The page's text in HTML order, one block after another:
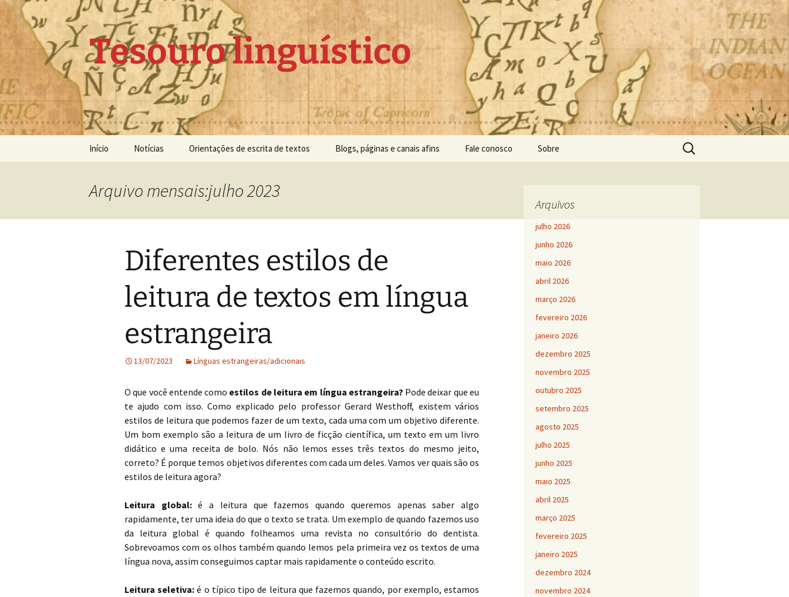
Pular
conteúdo
Tesouro linguístico
Início Notícias Orientações de escrita de textos Blogs, páginas e canais afins Fale conosco Sobre
Pesquisar
por:
Arquivo mensais:julho 2023
Diferentes estilos de
leitura de textos em língua
estrangeira
13/07/2023 Línguas estrangeiras/adicionais
O que você entende como estilos de leitura em língua estrangeira? Pode deixar que eu
te ajudo com isso. Como explicado pelo professor Gerard Westhoff, existem vários
estilos de leitura que podemos fazer de um texto, cada uma com um objetivo diferente.
Um bom exemplo são a leitura de um livro de ficção científica, um texto em um livro
didático e uma receita de bolo. Nós não lemos esses três textos do mesmo jeito,
correto? É porque temos objetivos diferentes com cada um deles. Vamos ver quais são os
estilos de leitura agora?
Leitura global:é a leitura que fazemos quando queremos apenas saber algo
rapidamente, ter uma ideia do que o texto se trata. Um exemplo de quando fazemos uso
da leitura global é quando folheamos uma revista no consultório do dentista.
Sobrevoamos com os olhos também quando lemos pela primeira vez os textos de uma
língua nova, assim conseguimos captar mais rapidamente o conteúdo escrito.
Leitura seletiva: é o típico tipo de leitura que fazemos quando, por exemplo, estamos
Arquivos
julho 2026
junho 2026
maio 2026
abril 2026
março 2026
fevereiro 2026
janeiro 2026
dezembro 2025
novembro 2025
outubro 2025
setembro 2025
agosto 2025
julho 2025
junho 2025
maio 2025
abril 2025
março 2025
fevereiro 2025
janeiro 2025
dezembro 2024
novembro 2024